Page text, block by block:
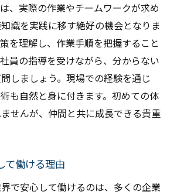
、実際の作業やチームワークが求め
識を実践に移す絶好の機会となりま
を理解し、作業手順を把握すること
員の指導を受けながら、分からない
しましょう。現場での経験を通じ
も自然と身に付きます。初めての体
せんが、仲間と共に成長できる貴重
て働ける理由
で安心して働けるのは、多くの企業